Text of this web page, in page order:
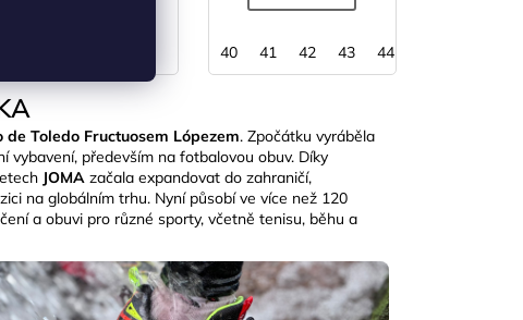
40 41 42 43 44
de Toledo Fructuosem Lópezem. Zpočátku vyráběla
vybavení, především na fotbalovou obuv. Díky
JOMA začala expandovat do zahraničí,
na globálním trhu. Nyní působí ve více než 120
a obuvi pro různé sporty, včetně tenisu, běhu a